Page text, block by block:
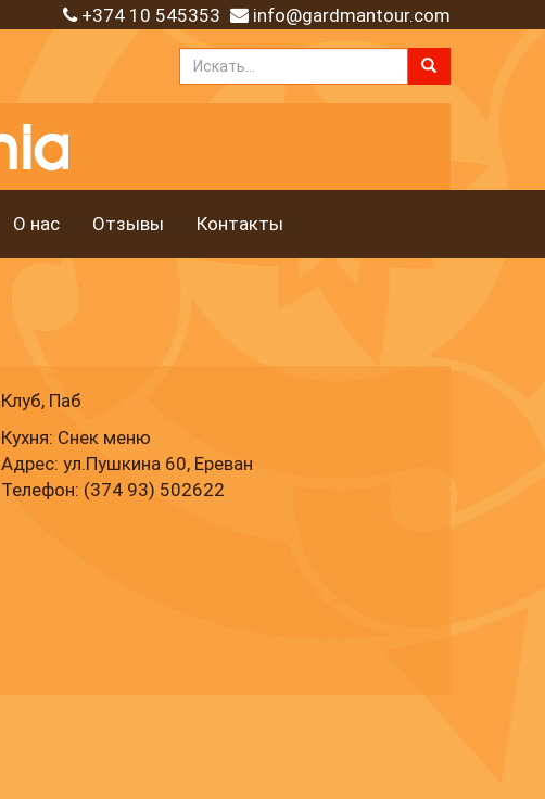
+374 10 545353 info@gardmantour.com
О нас Отзывы Контакты
Клуб, Паб
Кухня: Снек меню
Адрес: ул.Пушкина 60, Ереван
Телефон: (374 93) 502622